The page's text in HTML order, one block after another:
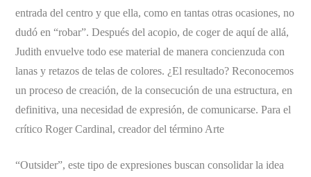
entrada del centro y que ella, como en tantas otras ocasiones, no
dudó en “robar”. Después del acopio, de coger de aquí de allá,
Judith envuelve todo ese material de manera concienzuda con
lanas y retazos de telas de colores. ¿El resultado? Reconocemos
un proceso de creación, de la consecución de una estructura, en
definitiva, una necesidad de expresión, de comunicarse. Para el
crítico Roger Cardinal, creador del término Arte
“Outsider”, este tipo de expresiones buscan consolidar la idea